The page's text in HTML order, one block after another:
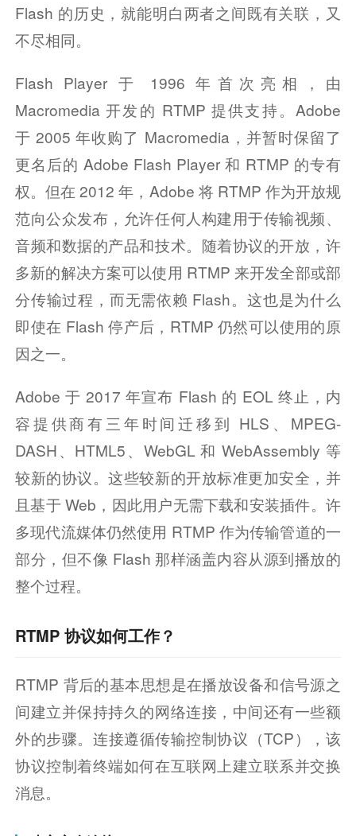
Flash 的历史，就能明白两者之间既有关联，又
不尽相同。
Flash Player 于 1996 年首次亮相，由
Macromedia 开发的 RTMP 提供支持。Adobe
于 2005 年收购了 Macromedia，并暂时保留了
更名后的 Adob​​e Flash Player 和 RTMP 的专有
权。但在 2012 年，Adobe 将 RTMP 作为开放规
范向公众发布，允许任何人构建用于传输视频、
音频和数据的产品和技术。随着协议的开放，许
多新的解决方案可以使用 RTMP 来开发全部或部
分传输过程，而无需依赖 Flash。这也是为什么
即使在 Flash 停产后，RTMP 仍然可以使用的原
因之一。
Adobe 于 2017 年宣布 Flash 的 EOL 终止，内
容提供商有三年时间迁移到 HLS、MPEG-
DASH、HTML5、WebGL 和 WebAssembly 等
较新的协议。这些较新的开放标准更加安全，并
且基于 Web，因此用户无需下载和安装插件。许
多现代流媒体仍然使用 RTMP 作为传输管道的一
部分，但不像 Flash 那样涵盖内容从源到播放的
整个过程。
RTMP 协议如何工作？
RTMP 背后的基本思想是在播放设备和信号源之
间建立并保持持久的网络连接，中间还有一些额
外的步骤。连接遵循传输控制协议（TCP），该
协议控制着终端如何在互联网上建立联系并交换
消息。